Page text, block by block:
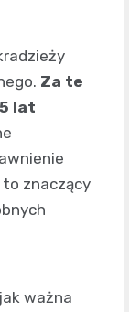
Za te
lat
znaczący
ważna